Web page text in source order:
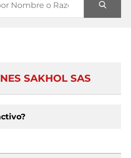
SAKHOL SAS